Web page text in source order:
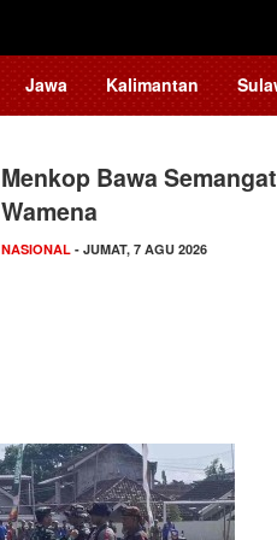
Jawa Kalimantan
Menkop Bawa
Wamena
NASIONAL - JUMAT, 7 AGU 2026